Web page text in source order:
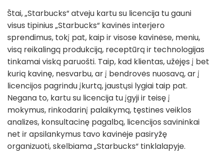
Štai, „Starbucks“ atveju kartu su licencija tu gauni
visus tipinius „Starbucks“ kavinės interjero
sprendimus, tokį pat, kaip ir visose kavinėse, meniu,
visą reikalingą produkciją, receptūrą ir technologijas
tinkamai viską paruošti. Taip, kad klientas, užėjęs į bet
kurią kavinę, nesvarbu, ar į bendrovės nuosavą, ar į
licencijos pagrindu įkurtą, jaustųsi lygiai taip pat.
Negana to, kartu su licencija tu įgyji ir teisę į
mokymus, rinkodarinį palaikymą, tęstines veiklos
analizes, konsultacinę pagalbą, licencijos savininkai
net ir apsilankymus tavo kavinėje pasiryžę
organizuoti, skelbiama „Starbucks“ tinklalapyje.